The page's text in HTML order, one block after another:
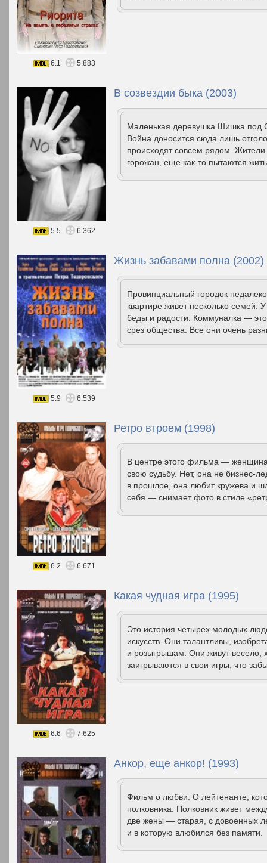
6.1 5.883
В созвездии быка (2003)
Маленькая деревушка Шишка под
Война доносится сюда лишь
происходят совсем рядом.
горожан, еще как-то пытаются
5.5 6.362
Жизнь забавами полна (2002)
Провинциальный городок
квартире живет несколько семей.
беды и радости. Коммуналка —
срез общества. Все они очень
5.9 6.539
Ретро втроем (1998)
В центре этого фильма —
свою судьбу. Нет, она не бизнес-
в прошлое, она любит кружева и
себя — снимает фото в стиле
6.2 6.671
Какая чудная игра (1995)
Это история четырех молодых
искусств. Они талантливы,
и розыгрышам. Они живут весело,
заигрываются в свои игры, что
6.6 7.625
Анкор, еще анкор! (1993)
Фильм о любви. О лейтенанте,
полковника. Полковник живет
две жены — старая, с довоенных
и в которую влюбился без памяти.